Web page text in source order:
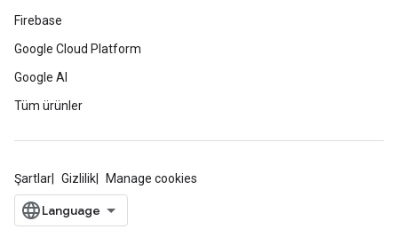
Firebase
Google Cloud Platform
Google AI
Tüm ürünler
Şartlar Gizlilik Manage cookies